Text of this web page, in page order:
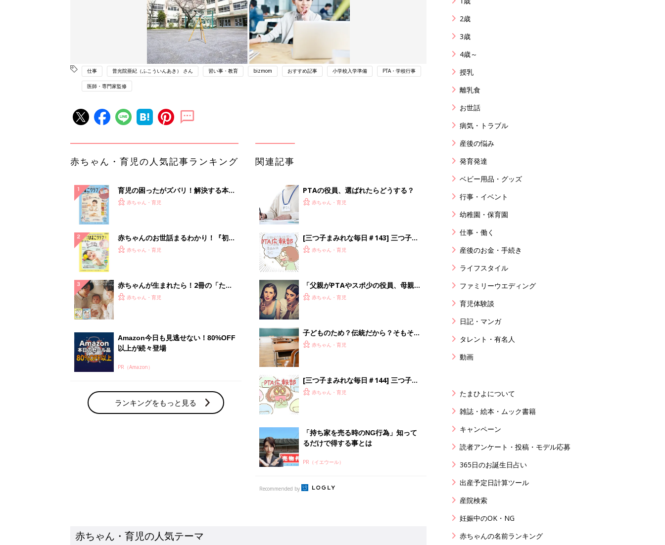
仕事 普光院亜紀（ふこういんあき） さん 習い事・教育 bizmom おすすめ記事 小学校入学準備 PTA・学校行事
医師・専門家監修
赤ちゃん・育児の人気記事ランキング
育児の困ったがズバリ！解決する本
『ひよこクラブ 秋号』 4カ月～2才
赤ちゃん・育児
赤ちゃんのお世話まるわかり！『初め
てのひよこクラブ 夏号』〈巻頭大特
解決テク
赤ちゃん・育児
赤ちゃんが生まれたら！2冊の「たま
ひよ」
赤ちゃん・育児
Amazon今日も見逃せない！80%OFF
以上が続々登場
PR（Amazon）
ランキングをもっと見る
関連記事
PTAの役員、選ばれたらどうする？
赤ちゃん・育児
[三つ子まみれな毎日＃143] 三つ子と
PTA～広報部の活動その1～
赤ちゃん・育児
「父親がPTAやスポ少の役員、母親が
サボっていることになりますか…？」
赤ちゃん・育児
子どものため？伝統だから？そもそも
PTAって要る？要らない？
赤ちゃん・育児
[三つ子まみれな毎日＃144] 三つ子と
PTA～広報部の活動その2～
赤ちゃん・育児
「持ち家を売る時のNG行為」知って
るだけで得する事とは
PR（イエウール）
Recommended by
赤ちゃん・育児の人気テーマ
2歳
3歳
4歳～
授乳
離乳食
お世話
病気・トラブル
産後の悩み
発育発達
ベビー用品・グッズ
行事・イベント
幼稚園・保育園
仕事・働く
産後のお金・手続き
ライフスタイル
ファミリーウエディング
育児体験談
日記・マンガ
タレント・有名人
動画
たまひよについて
雑誌・絵本・ムック書籍
キャンペーン
読者アンケート・投稿・モデル応募
365日のお誕生日占い
出産予定日計算ツール
産院検索
妊娠中のOK・NG
赤ちゃんの名前ランキング